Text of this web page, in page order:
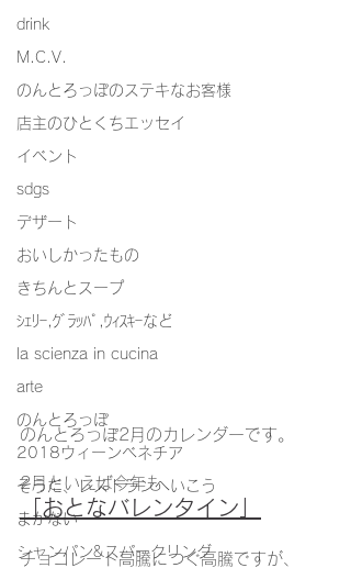
drink
M.C.V.
のんとろっぽのステキなお客様
店主のひとくちエッセイ
イベント
sdgs
デザート
おいしかったもの
きちんとスープ
ｼｪﾘｰ,ｸﾞﾗｯﾊﾟ,ｳｨｽｷｰなど
la scienza in cucina
arte
のんとろっぽ
2018ウィーンベネチア
そうだ、レストランへいこう
まかない
シャンパン&スパークリング
のんとろっぽ2月のカレンダーです。
2月といえば今年も
「おとなバレンタイン」
チョコレート高騰につぐ高騰ですが、